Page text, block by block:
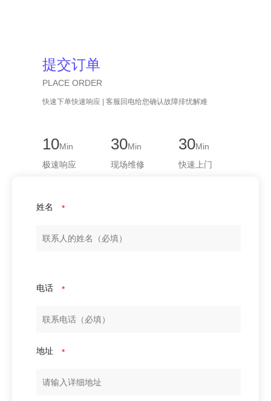
提交订单
PLACE ORDER
快速下单快速响应 | 客服回电给您确认故障排忧解难
10Min
极速响应
30Min
现场维修
30Min
快速上门
姓名 *
电话 *
地址 *